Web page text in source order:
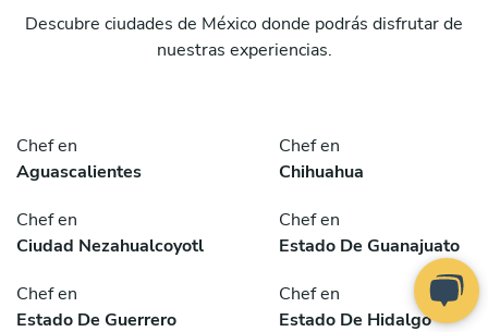
Descubre ciudades de México donde podrás disfrutar de
nuestras experiencias.
Chef en
Aguascalientes
Chef en
Chihuahua
Chef en
Ciudad Nezahualcoyotl
Chef en
Estado De Guanajuato
Chef en
Estado De Guerrero
Chef en
Estado De Hidalgo